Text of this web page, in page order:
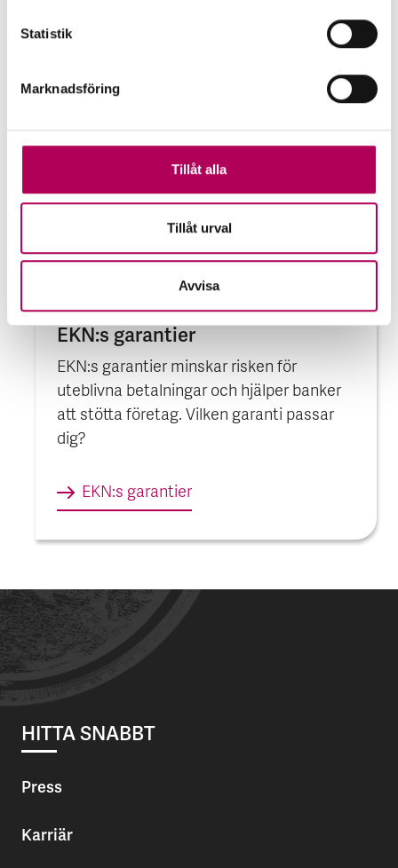
Statistik
Marknadsföring
Tillåt alla
Tillåt urval
Avvisa
EKN:s garantier
EKN:s garantier minskar risken för
uteblivna betalningar och hjälper banker
att stötta företag. Vilken garanti passar
dig?
EKN:s garantier
HITTA SNABBT
Press
Karriär